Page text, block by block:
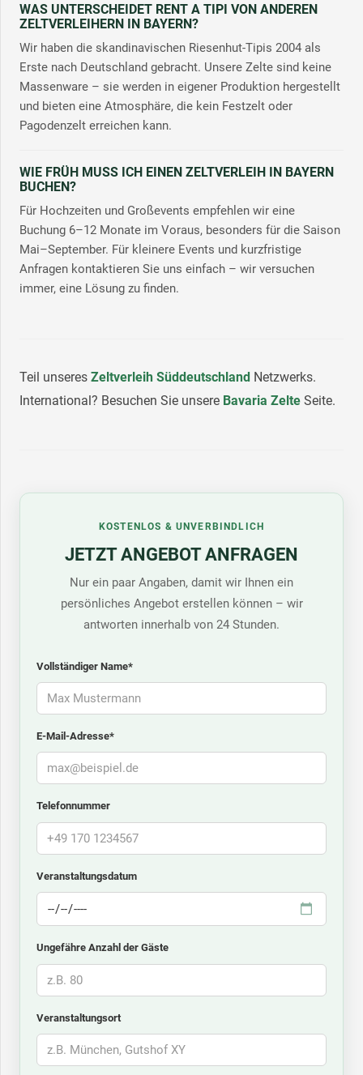
WAS UNTERSCHEIDET RENT A TIPI VON ANDEREN
ZELTVERLEIHERN IN BAYERN?
Wir haben die skandinavischen Riesenhut-Tipis 2004 als
Erste nach Deutschland gebracht. Unsere Zelte sind keine
Massenware – sie werden in eigener Produktion hergestellt
und bieten eine Atmosphäre, die kein Festzelt oder
Pagodenzelt erreichen kann.
WIE FRÜH MUSS ICH EINEN ZELTVERLEIH IN BAYERN
BUCHEN?
Für Hochzeiten und Großevents empfehlen wir eine
Buchung 6–12 Monate im Voraus, besonders für die Saison
Mai–September. Für kleinere Events und kurzfristige
Anfragen kontaktieren Sie uns einfach – wir versuchen
immer, eine Lösung zu finden.
Teil unseres Zeltverleih Süddeutschland Netzwerks.
International? Besuchen Sie unsere Bavaria Zelte Seite.
KOSTENLOS & UNVERBINDLICH
JETZT ANGEBOT ANFRAGEN
Nur ein paar Angaben, damit wir Ihnen ein
persönliches Angebot erstellen können – wir
antworten innerhalb von 24 Stunden.
Vollständiger Name*
E-Mail-Adresse*
Telefonnummer
Veranstaltungsdatum
Ungefähre Anzahl der Gäste
Veranstaltungsort